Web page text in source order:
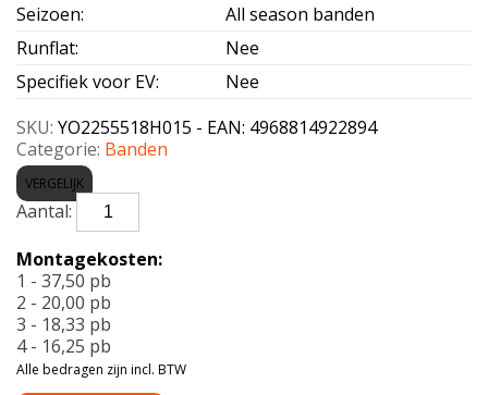
Seizoen:
All season banden
Runflat:
Nee
Specifiek voor EV:
Nee
SKU: YO2255518H015 - EAN: 4968814922894
Categorie: Banden
VERGELIJK
YOKOHAMA-
G015
R18
98H
aantal
Montagekosten:
1 - 37,50 pb
2 - 20,00 pb
3 - 18,33 pb
4 - 16,25 pb
Alle bedragen zijn incl. BTW